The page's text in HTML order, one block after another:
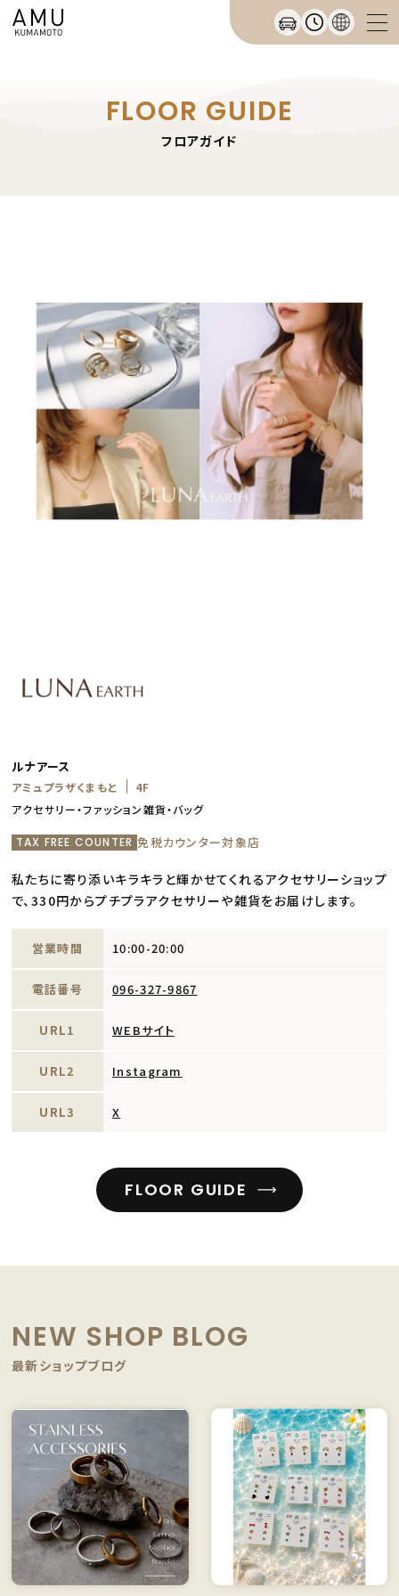
FLOOR GUIDE
フロアガイド
ルナアース
アミュプラザくまもと
4F
アクセサリー・ファッション雑貨・バッグ
TAX FREE COUNTER 免税カウンター対象店
私たちに寄り添いキラキラと輝かせてくれるアクセサリーショップ
で、330円からプチプラアクセサリーや雑貨をお届けします。
営業時間 10:00-20:00
電話番号 096-327-9867
URL1 WEBサイト
URL2 Instagram
URL3 X
FLOOR GUIDE
NEW SHOP BLOG
最新ショップブログ